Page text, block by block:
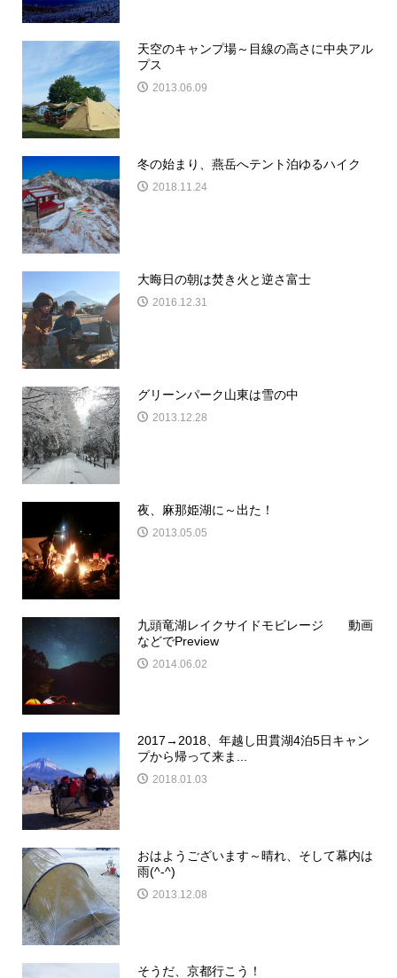
天空のキャンプ場～目線の高さに中央アル
プス
2013.06.09
冬の始まり、燕岳へテント泊ゆるハイク
2018.11.24
大晦日の朝は焚き火と逆さ富士
2016.12.31
グリーンパーク山東は雪の中
2013.12.28
夜、麻那姫湖に～出た！
2013.05.05
九頭竜湖レイクサイドモビレージ 動画
などでPreview
2014.06.02
2017→2018、年越し田貫湖4泊5日キャン
プから帰って来ま...
2018.01.03
おはようございます～晴れ、そして幕内は
雨(^-^)
2013.12.08
そうだ、京都行こう！